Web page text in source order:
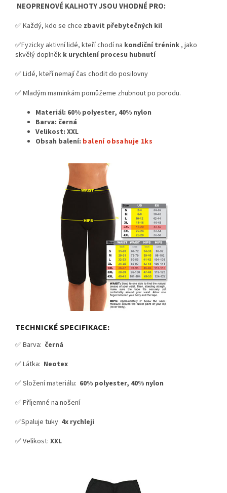
NEOPRENOVÉ KALHOTY JSOU VHODNÉ PRO:
✅ Každý, kdo se chce zbavit přebytečných kil
✅Fyzicky aktivní lidé, kteří chodí na kondiční trénink , jako
skvělý doplněk k urychlení procesu hubnutí
✅ Lidé, kteří nemají čas chodit do posilovny
✅ Mladým maminkám pomůžeme zhubnout po porodu.
Materiál: 60% polyester, 40% nylon
Barva: černá
Velikost: XXL
Obsah balení: balení obsahuje 1ks
TECHNICKÉ SPECIFIKACE:
✅ Barva: černá
✅ Látka: Neotex
✅ Složení materiálu: 60% polyester, 40% nylon
✅ Příjemné na nošení
✅Spaluje tuky 4x rychleji
✅ Velikost: XXL